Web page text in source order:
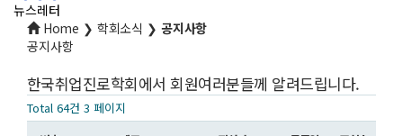
뉴스레터
Home ❯ 학회소식 ❯ 공지사항
공지사항
한국취업진로학회에서 회원여러분들께 알려드립니다.
Total 64건 3 페이지